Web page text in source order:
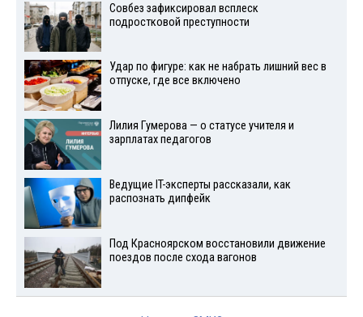
Совбез зафиксировал всплеск
подростковой преступности
Удар по фигуре: как не набрать лишний вес в
отпуске, где все включено
Лилия Гумерова — о статусе учителя и
зарплатах педагогов
Ведущие IT-эксперты рассказали, как
распознать дипфейк
Под Красноярском восстановили движение
поездов после схода вагонов